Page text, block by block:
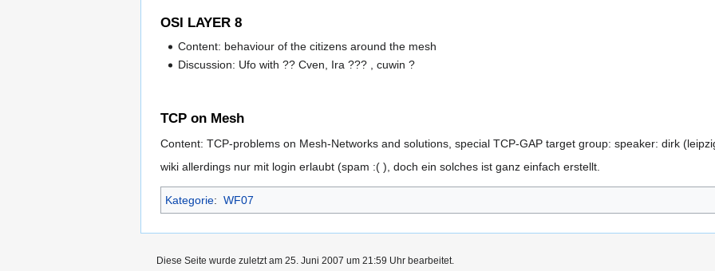
OSI LAYER 8
Content: behaviour of the citizens around the mesh
Discussion: Ufo with ?? Cven, Ira ??? , cuwin ?
TCP on Mesh
Content: TCP-problems on Mesh-Networks and solutions, special TCP-GAP target group: speaker: dirk
wiki allerdings nur mit login erlaubt (spam :( ), doch ein solches ist ganz einfach erstellt.
Kategorie: WF07
Diese Seite wurde zuletzt am 25. Juni 2007 um 21:59 Uhr bearbeitet.